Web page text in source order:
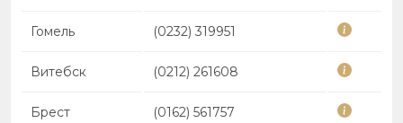
Гомель (0232) 319951
Витебск (0212) 261608
Брест (0162) 561757